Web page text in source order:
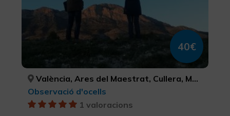
40€
València, Ares del Maestrat, Cullera, Morella, Alacant/Alicante, Tuéjar, Ademuz, Calp, Dénia, Almenara, VALÈNCIA, CASTELLÓ/CASTELLÓN, VALÈNCIA, CASTELLÓ/CASTELLÓN, ALACANT/ALICANTE, VALÈNCIA, VALÈNCIA, ALACANT/ALICANTE, ALACANT/ALICANTE, CASTELLÓ/CASTELLÓN
Observació d'ocells
1 valoracions